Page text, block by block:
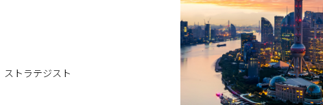
トラテジスト